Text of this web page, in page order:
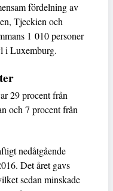
fördelning av
Tjeckien och
1 010 personer
i Luxemburg.
29 procent från
och 7 procent från
nedåtgående
Det året gavs
sedan minskade